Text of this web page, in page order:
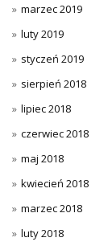
marzec 2019
luty 2019
styczeń 2019
sierpień 2018
lipiec 2018
czerwiec 2018
maj 2018
kwiecień 2018
marzec 2018
luty 2018